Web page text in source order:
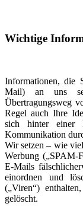
Wichtige
Informationen, die
Mail) an uns
Übertragungsweg
Regel auch Ihre
sich hinter einer
Kommunikation
Wir setzen – wie
Werbung („SPAM-
E-Mails
einordnen und
(„Viren“)
gelöscht.